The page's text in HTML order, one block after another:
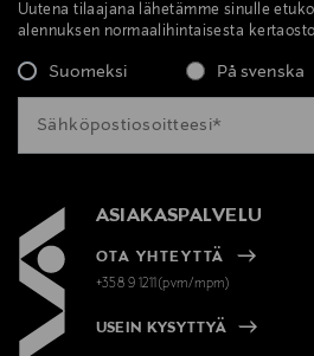
Uutena tilaajana lähetämme sinulle
alennuksen normaalihintaisesta
Suomeksi På svenska
ASIAKASPALVELU
OTA YHTEYTTÄ
+358 9 1211(pvm/mpm)
USEIN KYSYTTYÄ